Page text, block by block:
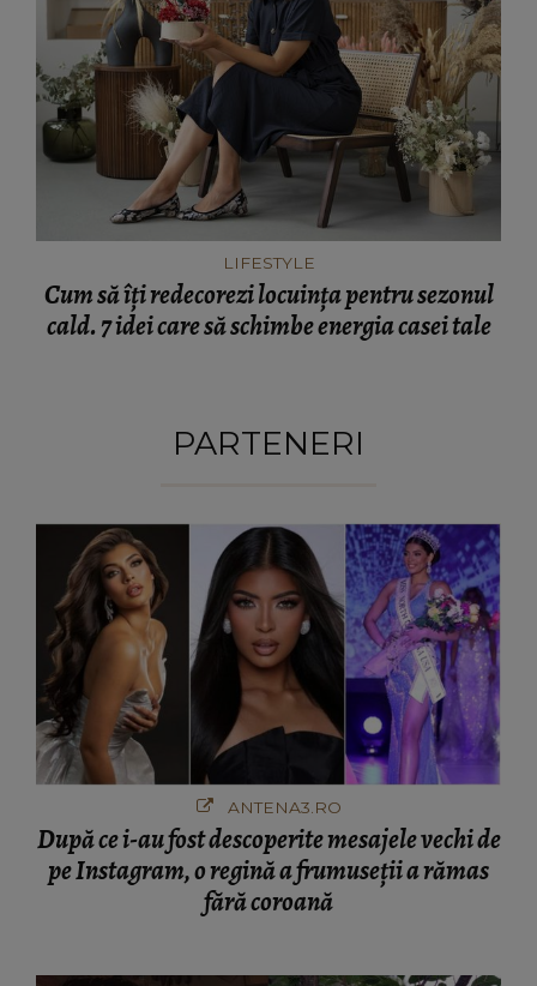
LIFESTYLE
Cum să îți redecorezi locuința pentru sezonul
cald. 7 idei care să schimbe energia casei tale
PARTENERI
ANTENA3.RO
După ce i-au fost descoperite mesajele vechi de
pe Instagram, o regină a frumuseții a rămas
fără coroană